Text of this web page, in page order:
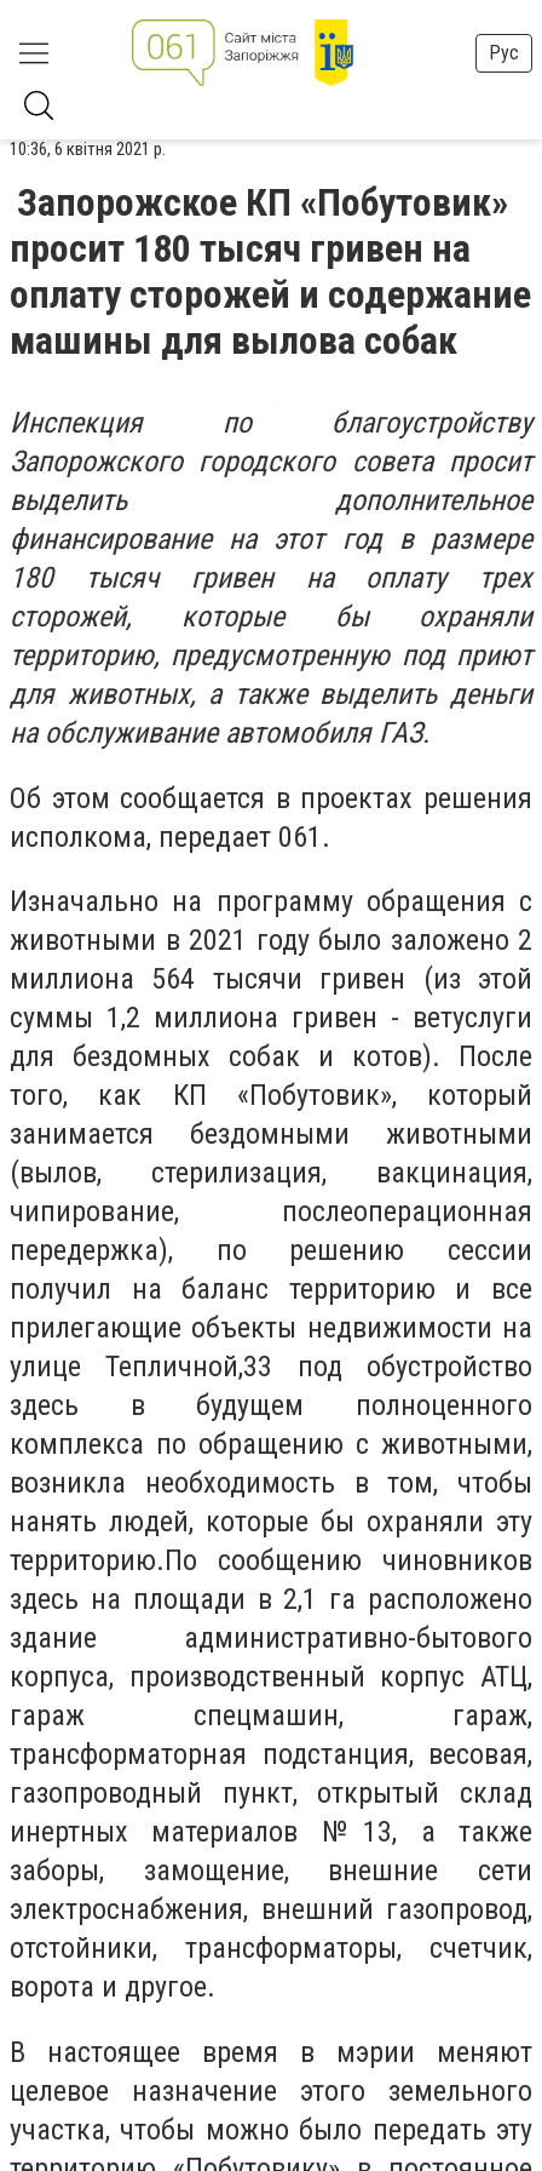
Рус
10:36, 6 квітня 2021 р.
Запорожское КП «Побутовик»
просит 180 тысяч гривен на
оплату сторожей и содержание
машины для вылова собак
Инспекция по благоустройству
Запорожского городского совета просит
выделить дополнительное
финансирование на этот год в размере
180 тысяч гривен на оплату трех
сторожей, которые бы охраняли
территорию, предусмотренную под приют
для животных, а также выделить деньги
на обслуживание автомобиля ГАЗ.
Об этом сообщается в проектах решения
исполкома, передает 061.
Изначально на программу обращения с
животными в 2021 году было заложено 2
миллиона 564 тысячи гривен (из этой
суммы 1,2 миллиона гривен - ветуслуги
для бездомных собак и котов). После
того, как КП «Побутовик», который
занимается бездомными животными
(вылов, стерилизация, вакцинация,
чипирование, послеоперационная
передержка), по решению сессии
получил на баланс территорию и все
прилегающие объекты недвижимости на
улице Тепличной,33 под обустройство
здесь в будущем полноценного
комплекса по обращению с животными,
возникла необходимость в том, чтобы
нанять людей, которые бы охраняли эту
территорию.По сообщению чиновников
здесь на площади в 2,1 га расположено
здание административно-бытового
корпуса, производственный корпус АТЦ,
гараж спецмашин, гараж,
трансформаторная подстанция, весовая,
газопроводный пункт, открытый склад
инертных материалов №13, а также
заборы, замощение, внешние сети
электроснабжения, внешний газопровод,
отстойники, трансформаторы, счетчик,
ворота и другое.
В настоящее время в мэрии меняют
целевое назначение этого земельного
участка, чтобы можно было передать эту